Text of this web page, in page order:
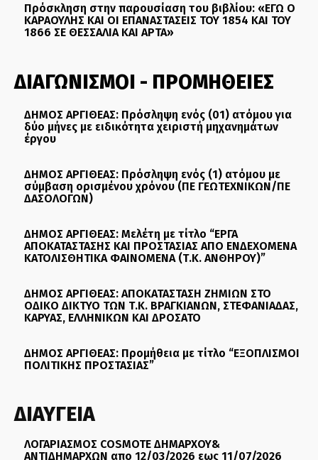
Πρόσκληση στην παρουσίαση του βιβλίου: «ΕΓΩ Ο
ΚΑΡΑΟΥΛΗΣ ΚΑΙ ΟΙ ΕΠΑΝΑΣΤΑΣΕΙΣ ΤΟΥ 1854 ΚΑΙ ΤΟΥ
1866 ΣΕ ΘΕΣΣΑΛΙΑ ΚΑΙ ΑΡΤΑ»
ΔΙΑΓΩΝΙΣΜΟΙ - ΠΡΟΜΗΘΕΙΕΣ
ΔΗΜΟΣ ΑΡΓΙΘΕΑΣ: Πρόσληψη ενός (01) ατόμου για
δύο μήνες με ειδικότητα χειριστή μηχανημάτων
έργου
ΔΗΜΟΣ ΑΡΓΙΘΕΑΣ: Πρόσληψη ενός (1) ατόμου με
σύμβαση ορισμένου χρόνου (ΠΕ ΓΕΩΤΕΧΝΙΚΩΝ/ΠΕ
ΔΑΣΟΛΟΓΩΝ)
ΔΗΜΟΣ ΑΡΓΙΘΕΑΣ: Μελέτη με τίτλο “ΕΡΓΑ
ΑΠΟΚΑΤΑΣΤΑΣΗΣ ΚΑΙ ΠΡΟΣΤΑΣΙΑΣ ΑΠΟ ΕΝΔΕΧΟΜΕΝΑ
ΚΑΤΟΛΙΣΘΗΤΙΚΑ ΦΑΙΝΟΜΕΝΑ (Τ.Κ. ΑΝΘΗΡΟΥ)”
ΔΗΜΟΣ ΑΡΓΙΘΕΑΣ: ΑΠΟΚΑΤΑΣΤΑΣΗ ΖΗΜΙΩΝ ΣΤΟ
ΟΔΙΚΟ ΔΙΚΤΥΟ ΤΩΝ Τ.Κ. ΒΡΑΓΚΙΑΝΩΝ, ΣΤΕΦΑΝΙΑΔΑΣ,
ΚΑΡΥΑΣ, ΕΛΛΗΝΙΚΩΝ ΚΑΙ ΔΡΟΣΑΤΟ
ΔΗΜΟΣ ΑΡΓΙΘΕΑΣ: Προμήθεια με τίτλο “ΕΞΟΠΛΙΣΜΟΙ
ΠΟΛΙΤΙΚΗΣ ΠΡΟΣΤΑΣΙΑΣ”
ΔΙΑΥΓΕΙΑ
ΛΟΓΑΡΙΑΣΜΟΣ COSMOTE ΔΗΜΑΡΧΟΥ&
ΑΝΤΙΔΗΜΑΡΧΩΝ απο 12/03/2026 εως 11/07/2026